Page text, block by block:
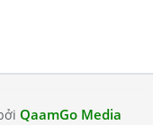
QaamGo Media